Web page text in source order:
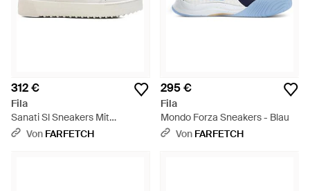
312 €
Fila
Sanati Sl Sneakers Mit
Budapestermuster - Weiß
Von FARFETCH
295 €
Fila
Mondo Forza Sneakers - Blau
Von FARFETCH